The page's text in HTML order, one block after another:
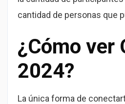
cantidad de personas que
¿Cómo ver
2024?
La única forma de